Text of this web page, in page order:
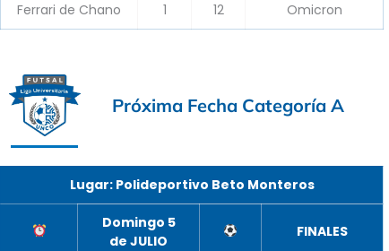
Ferrari de Chano 1 12 Omicron
Próxima Fecha Categoría A
Lugar: Polideportivo Beto Monteros
Domingo 5
de JULIO
FINALES